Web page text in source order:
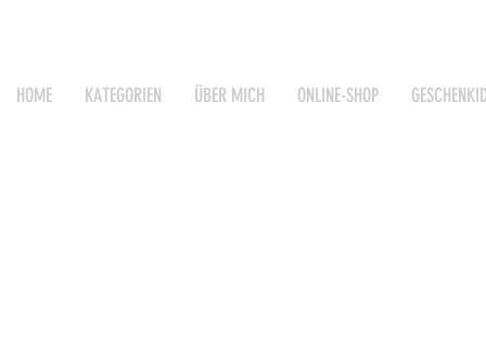
HOME KATEGORIEN ÜBER MICH ONLINE-SHOP